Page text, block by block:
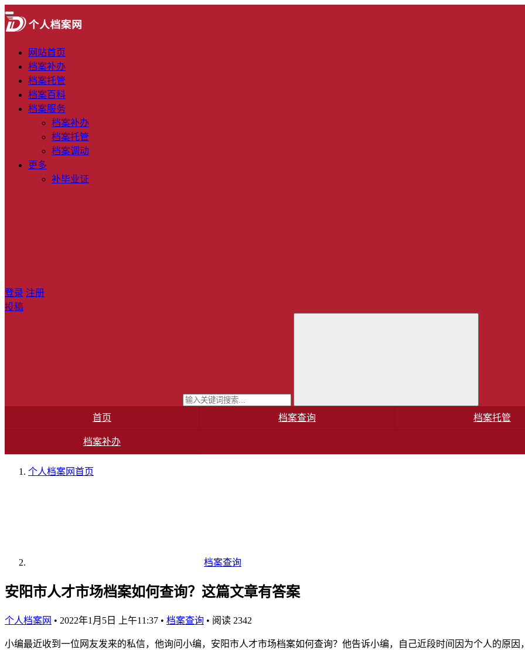
网站首页
档案补办
档案托管
档案百科
档案服务
档案补办
档案托管
档案调动
更多
补毕业证
登录 注册
投稿
首页 档案查询 档案托管
档案补办
个人档案网首页
档案查询
安阳市人才市场档案如何查询？这篇文章有答案
个人档案网 • 2022年1月5日 上午11:37 • 档案查询 • 阅读 2342
小编最近收到一位网友发来的私信，他询问小编，安阳市人才市场档案如何查询？他告诉小编，自己近段时间因为个人的原